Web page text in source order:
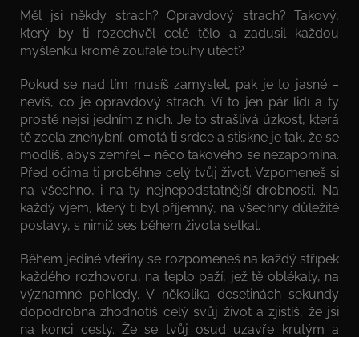
Měl jsi někdy strach? Opravdový strach? Takový,
který by ti rozechvěl celé tělo a zadusil každou
myšlenku kromě zoufalé touhy utéct?
Pokud se nad tím musíš zamyslet, pak je to jasné –
nevíš, co je opravdový strach. Ví to jen pár lidí a ty
prostě nejsi jedním z nich. Je to strašlivá úzkost, která
tě zcela znehybní, omotá ti srdce a stiskne je tak, že se
modlíš, abys zemřel – něco takového se nezapomíná.
Před očima ti proběhne celý tvůj život. Vzpomeneš si
na všechno, i na ty nejnepodstatnější drobnosti. Na
každý vjem, který ti byl příjemný, na všechny důležité
postavy, s nimiž ses během života setkal.
Během jediné vteřiny se rozpomeneš na každý střípek
každého rozhovoru, na teplo paží, jež tě oblékaly, na
významné pohledy. V několika desetinách sekundy
dopodrobna zhodnotíš celý svůj život a zjistíš, že jsi
na konci cesty. Že se tvůj osud uzavře krutým a